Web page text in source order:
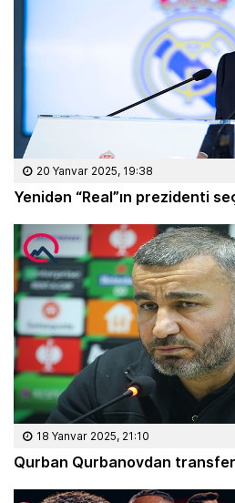
20 Yanvar 2025, 19:38
Yenidən “Real”ın prezidenti
18 Yanvar 2025, 21:10
Qurban Qurbanovdan transfer